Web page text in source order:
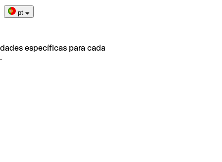
pt
específicas para cada